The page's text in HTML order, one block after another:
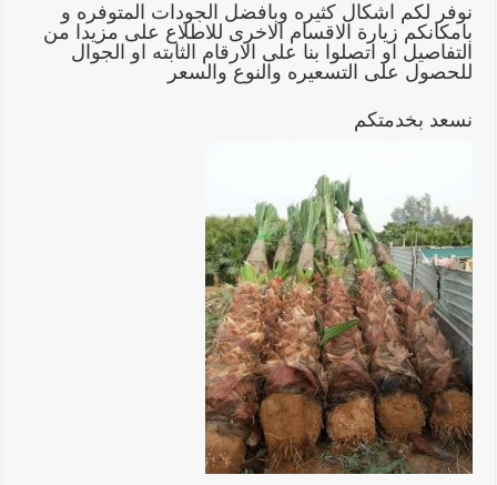
نوفر لكم اشكال كثيره وبافضل الجودات المتوفره و
بامكانكم زيارة الاقسام الاخرى للاطلاع على مزيدا من
التفاصيل او اتصلوا بنا على الارقام الثابته او الجوال
للحصول على التسعيره والنوع والسعر
نسعد بخدمتكم